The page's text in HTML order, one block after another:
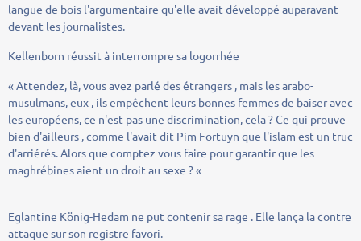
langue de bois l'argumentaire qu'elle avait développé auparavant
devant les journalistes.
Kellenborn réussit à interrompre sa logorrhée
« Attendez, là, vous avez parlé des étrangers , mais les arabo-
musulmans, eux , ils empêchent leurs bonnes femmes de baiser avec
les européens, ce n'est pas une discrimination, cela ? Ce qui prouve
bien d'ailleurs , comme l'avait dit Pim Fortuyn que l'islam est un truc
d'arriérés. Alors que comptez vous faire pour garantir que les
maghrébines aient un droit au sexe ? «
Eglantine König-Hedam ne put contenir sa rage . Elle lança la contre
attaque sur son registre favori.